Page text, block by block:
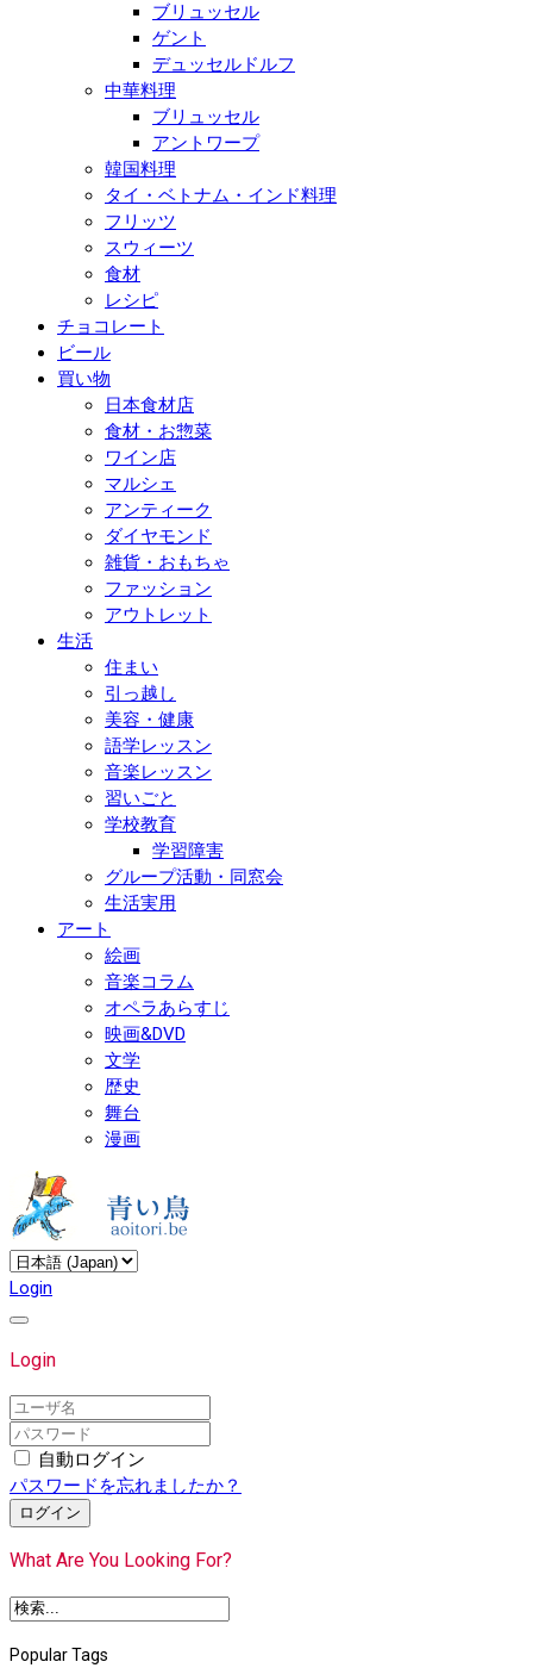
ブリュッセル
ゲント
デュッセルドルフ
中華料理
ブリュッセル
アントワープ
韓国料理
タイ・ベトナム・インド料理
フリッツ
スウィーツ
食材
レシピ
チョコレート
ビール
買い物
日本食材店
食材・お惣菜
ワイン店
マルシェ
アンティーク
ダイヤモンド
雑貨・おもちゃ
ファッション
アウトレット
生活
住まい
引っ越し
美容・健康
語学レッスン
音楽レッスン
習いごと
学校教育
学習障害
グループ活動・同窓会
生活実用
アート
絵画
音楽コラム
オペラあらすじ
映画&DVD
文学
歴史
舞台
漫画
Login
Login
自動ログイン
パスワードを忘れましたか？
ログイン
What Are You Looking For?
Popular Tags